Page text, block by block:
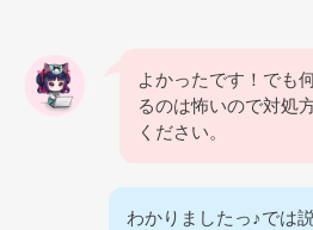
よかったです！でも
るのは怖いので対処
ください。
わかりましたっ♪では